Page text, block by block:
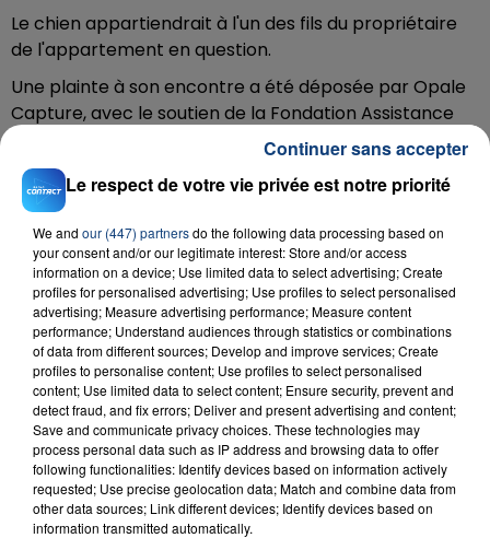
Le chien appartiendrait à l'un des fils du propriétaire
de l'appartement en question.
Une plainte à son encontre a été déposée par Opale
Capture, avec le soutien de la Fondation Assistance
Accusé de mauvais traitements infligés à Mowgli,il
risque une amende de
750€ et la remise de son
animal à une association de protection.
Téléchargez gratuitement l'application Contact FM
sur
et
Four To The Floor
OFENBACH & STARSAILOR
RADIO CONTACT
Le respect de votre vie privée est notre priorité
We and our (447) partnersdo the following data processing based on
your consent and/or our legitimate interest: Store and/or access
information on a device; Use limited data to select advertising; Create
profiles for personalised advertising; Use profiles to select personalised
advertising; Measure advertising performance; Measure content
performance; Understand audiences through statistics or combinations
of data from different sources; Develop and improve services; Create
profiles to personalise content; Use profiles to select personalised
content; Use limited data to select content; Ensure security, prevent and
detect fraud, and fix errors; Deliver and present advertising and content;
Save and communicate privacy choices. These technologies may
process personal data such as IP address and browsing data to offer
following functionalities: Identify devices based on information actively
requested; Use precise geolocation data; Match and combine data from
other data sources; Link different devices; Identify devices based on
information transmitted automatically.
Continuer sans accepter